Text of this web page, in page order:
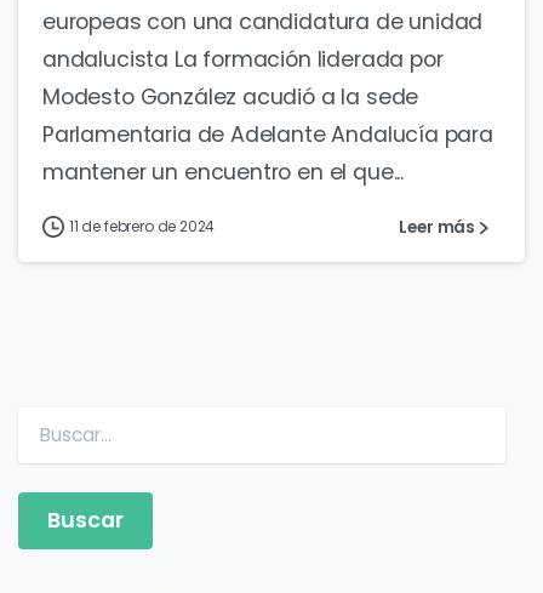
europeas con una candidatura de unidad
andalucista La formación liderada por
Modesto González acudió a la sede
Parlamentaria de Adelante Andalucía para
mantener un encuentro en el que...
11 de febrero de 2024 Leer más
Buscar: